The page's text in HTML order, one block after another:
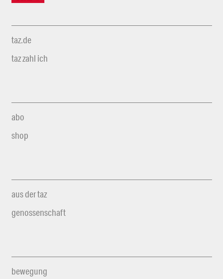
taz.de
taz zahl ich
abo
shop
aus der taz
genossenschaft
bewegung